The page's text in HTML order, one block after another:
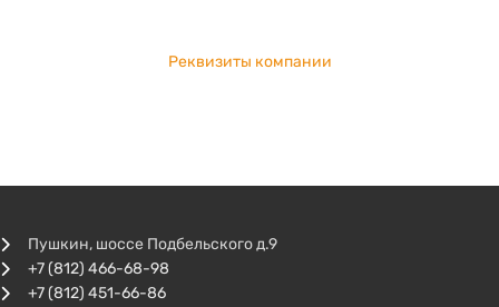
Реквизиты компании
Пушкин, шоссе Подбельского д.9
+7 (812) 466-68-98
+7 (812) 451-66-86